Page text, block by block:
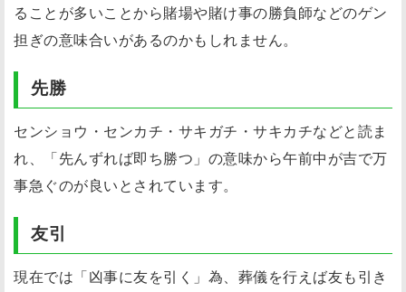
ることが多いことから賭場や賭け事の勝負師などのゲン
担ぎの意味合いがあるのかもしれません。
先勝
センショウ・センカチ・サキガチ・サキカチなどと読ま
れ、「先んずれば即ち勝つ」の意味から午前中が吉で万
事急ぐのが良いとされています。
友引
現在では「凶事に友を引く」為、葬儀を行えば友も引き